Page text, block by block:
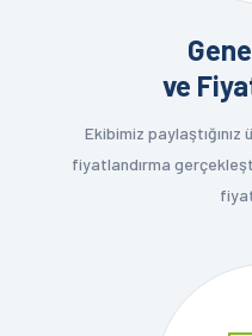
ve
Ekibimiz
fiyatlandırma